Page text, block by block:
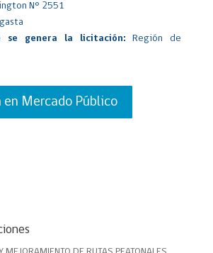
N° 2551
se genera la licitación: Región de
Mercado Público